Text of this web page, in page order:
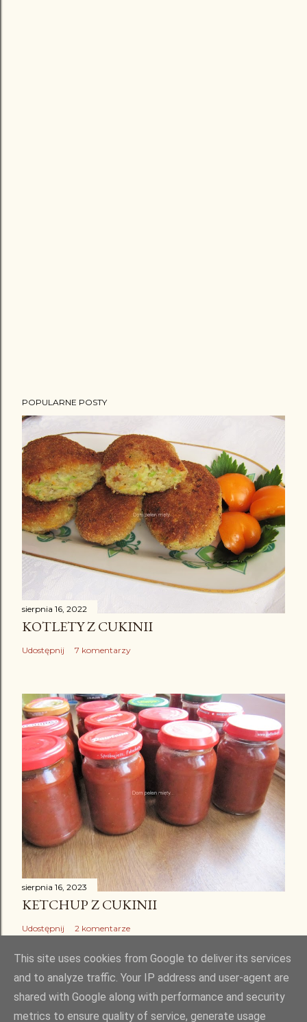
POPULARNE POSTY
sierpnia 16, 2022
KOTLETY Z CUKINII
Udostępnij 7 komentarzy
sierpnia 16, 2023
KETCHUP Z CUKINII
Udostępnij 2 komentarze
Obsługiwane przez usługę Blogger
This site uses cookies from Google to deliver its services
and to analyze traffic. Your IP address and user-agent are
shared with Google along with performance and security
metrics to ensure quality of service, generate usage